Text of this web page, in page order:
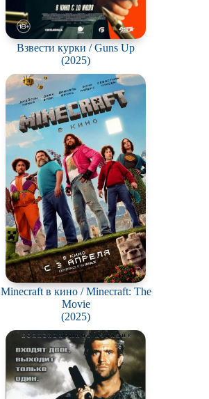
Взвести курки / Guns Up
(2025)
Minecraft в кино / Minecraft: The
Movie
(2025)